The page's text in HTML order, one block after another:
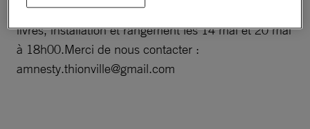
bienvenue. Pour aider au transport de cartons de
livres, installation et rangement les 14 mai et 20 mai
à 18h00.Merci de nous contacter :
amnesty.thionville@gmail.com